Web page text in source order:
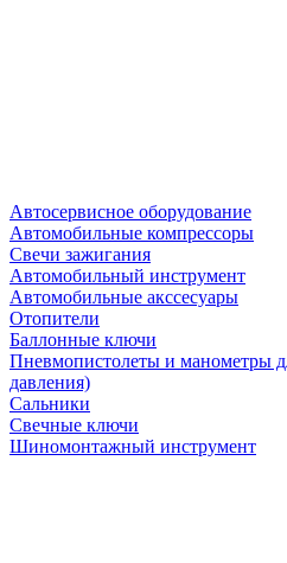
Автосервисное оборудование
Автомобильные компрессоры
Свечи зажигания
Автомобильный инструмент
Автомобильные акссесуары
Отопители
Баллонные ключи
Пневмопистолеты и манометры
давления)
Сальники
Свечные ключи
Шиномонтажный инструмент